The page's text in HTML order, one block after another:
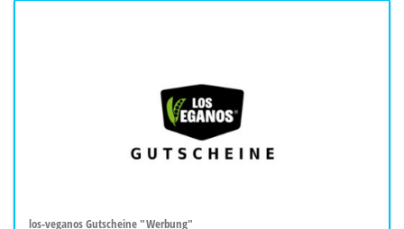
los-veganos Gutscheine "Werbung"